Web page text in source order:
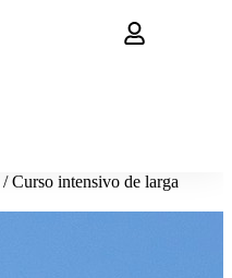
/ Curso intensivo de larga